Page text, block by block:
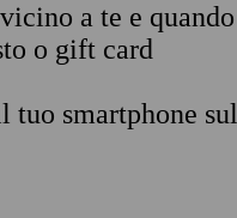
a te e quando
o gift card
tuo smartphone sul